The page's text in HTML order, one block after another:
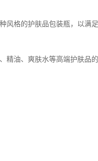
格的护肤品包装瓶，以满足
精油、爽肤水等高端护肤品的